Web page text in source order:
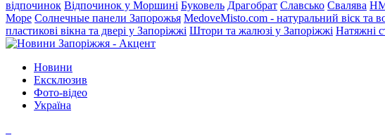
відпочинок Відпочинок у Моршині Буковель Драгобрат Славсько Свалява
Море Солнечные панели Запорожья MedoveMisto.com - натуральний віск та
пластикові вікна та двері у Запоріжжі Штори та жалюзі у Запоріжжі Натяжні
Новини
Ексклюзив
Фото-відео
Україна